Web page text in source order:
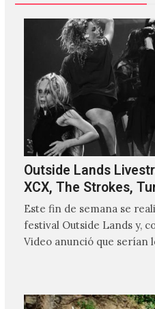
Outside Lands
XCX, The Strokes,
Este fin de semana se
festival Outside Lands y,
Video anunció que serían